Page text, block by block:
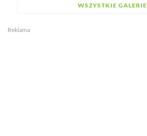
WSZYSTKIE GALERIE
Reklama